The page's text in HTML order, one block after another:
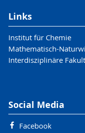
Links
Institut für Chemie
Mathematisch-
Interdisziplinäre
Social Media
Facebook